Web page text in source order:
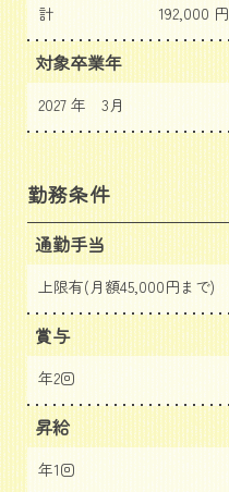
計 192,000 円
対象卒業年
2027 年 3月
勤務条件
通勤手当
上限有(月額45,000円まで)
賞与
年2回
昇給
年1回